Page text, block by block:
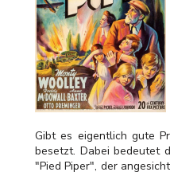
Gibt es eigentlich gute
besetzt. Dabei bedeutet
"Pied Piper", der